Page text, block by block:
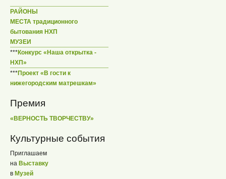
РАЙОНЫ
МЕСТА традиционного
бытования НХП
МУЗЕИ
***Конкурс «Наша открытка -
НХП»
***Проект «В гости к
нижегородским матрешкам»
Премия
«ВЕРНОСТЬ ТВОРЧЕСТВУ»
Культурные события
Приглашаем
на Выставку
в Музей